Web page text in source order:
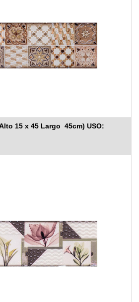
15 x 45 Largo 45cm) USO: